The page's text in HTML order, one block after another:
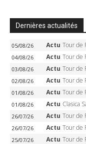
Dernières actualités
05/08/26 Actu Tour de France Femmes
04/08/26 Actu Tour de France
03/08/26 Actu Tour de France
02/08/26 Actu Tour de France
01/08/26 Actu Tour de France
01/08/26 Actu Clasica San
26/07/26 Actu Tour de France
26/07/26 Actu Tour de France 2026 –
25/07/26 Actu Tour de France 2026